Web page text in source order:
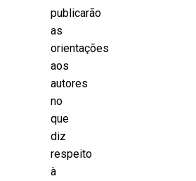
publicarão
as
orientações
aos
autores
no
que
diz
respeito
à